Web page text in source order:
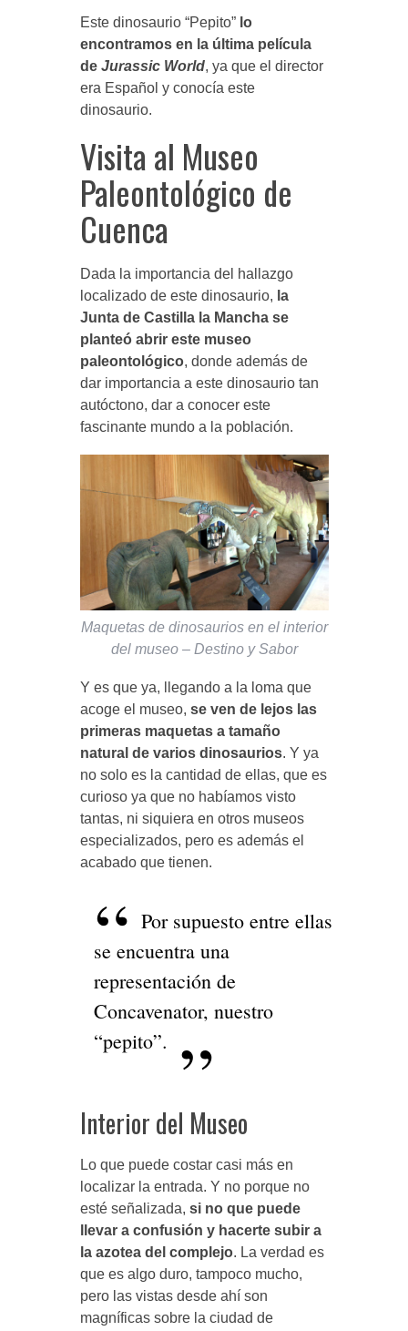
Este dinosaurio “Pepito” lo
encontramos en la última película
de Jurassic World, ya que el director
era Español y conocía este
dinosaurio.
Visita al Museo
Paleontológico de
Cuenca
Dada la importancia del hallazgo
localizado de este dinosaurio, la
Junta de Castilla la Mancha se
planteó abrir este museo
paleontológico, donde además de
dar importancia a este dinosaurio tan
autóctono, dar a conocer este
fascinante mundo a la población.
Maquetas de dinosaurios en el interior
del museo – Destino y Sabor
Y es que ya, llegando a la loma que
acoge el museo, se ven de lejos las
primeras maquetas a tamaño
natural de varios dinosaurios. Y ya
no solo es la cantidad de ellas, que es
curioso ya que no habíamos visto
tantas, ni siquiera en otros museos
especializados, pero es además el
acabado que tienen.
Por supuesto entre ellas
se encuentra una
representación de
Concavenator, nuestro
“pepito”.
Interior del Museo
Lo que puede costar casi más en
localizar la entrada. Y no porque no
esté señalizada, si no que puede
llevar a confusión y hacerte subir a
la azotea del complejo. La verdad es
que es algo duro, tampoco mucho,
pero las vistas desde ahí son
magníficas sobre la ciudad de